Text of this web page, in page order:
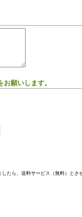
願いします。
たら、送料サービス（無料）とさ